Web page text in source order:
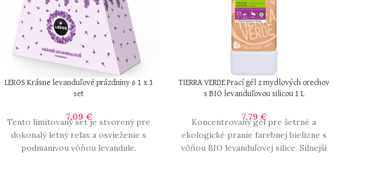
LEROS Krásne levanduľové prázdniny 6 1 x 1
set
7,09 €
Tento limitovaný set je stvorený pre
dokonalý letný relax a osvieženie s
podmanivou vôňou levandule.
TIERRA VERDE Prací gél z mydlových orechov
s BIO levanduľovou silicou 1 L
7,79 €
Koncentrovaný gél pre šetrné a
ekologické pranie farebnej bielizne s
vôňou BIO levanduľovej silice. Silnejší